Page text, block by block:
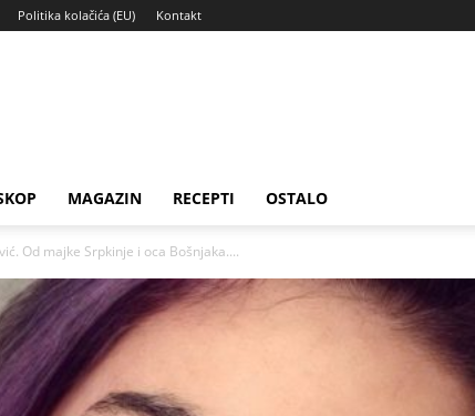
Politika kolačića (EU) Kontakt
MAGAZIN RECEPTI OSTALO
Od majke Srpkinje i oca Bošnjaka....